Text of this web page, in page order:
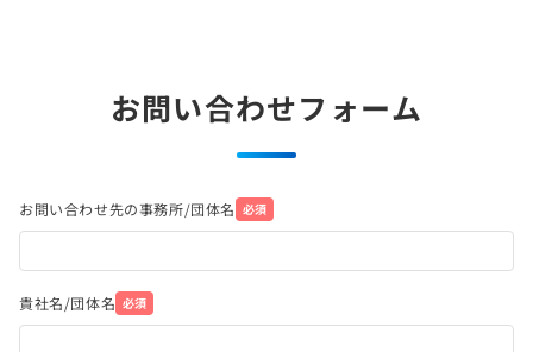
お問い合わせフォーム
お問い合わせ先の事務所/団体名 必須
貴社名/団体名 必須